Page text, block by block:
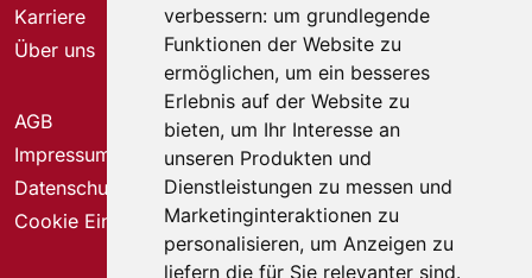
verbessern: um grundlegende
Funktionen der Website zu
ermöglichen, um ein besseres
Erlebnis auf der Website zu
bieten, um Ihr Interesse an
unseren Produkten und
Dienstleistungen zu messen und
Marketinginteraktionen zu
personalisieren, um Anzeigen zu
liefern die für Sie relevanter sind.
Karriere
Über uns
AGB
Impressum
Datenschutz
Cookie Einstellungen